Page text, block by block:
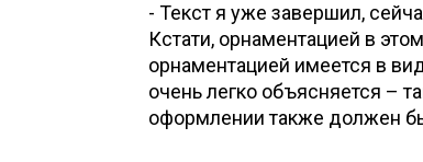
- Текст я уже завершил,
Кстати, орнаментацией в
орнаментацией имеется в
очень легко объясняется –
оформлении также должен